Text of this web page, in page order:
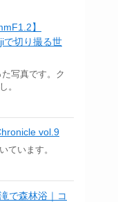
】
で切り撮る世
写真です。ク
。
vol.9
ています。
で森林浴｜コ